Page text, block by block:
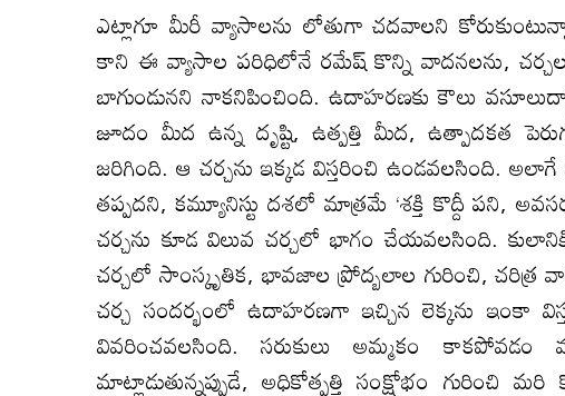
ఎట్లాగూ మీరీ వ్యాసాలను లోతుగా చదవాలని
కాని ఈ వ్యాసాల పరిధిలోనే రమేష్ కొన్ని వాదనలను,
బాగుండునని నాకనిపించింది. ఉదాహరణకు కౌలు
జూదం మీద ఉన్న దృష్టి, ఉత్పత్తి మీద, ఉత్పాదకత
జరిగింది. ఆ చర్చను ఇక్కడ విస్తరించి ఉండవలసింది.
తప్పదని, కమ్యూనిస్టు దశలో మాత్రమే ‘శక్తి కొద్దీ పని,
చర్చను కూడ విలువ చర్చలో భాగం చేయవలసింది.
చర్చలో సాంస్కృతిక, భావజాల ప్రోద్బలాల గురించి, చరిత్ర
చర్చ సందర్భంలో ఉదాహరణగా ఇచ్చిన లెక్కను ఇంకా
వివరించవలసింది. సరుకులు అమ్మకం కాకపోవడం
మాట్లాడుతున్నప్పుడే, అధికోత్పత్తి సంక్షోభం గురించి